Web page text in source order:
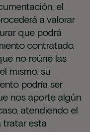
el
a valorar
que podrá
contratado.
no reúne las
mismo, su
podría ser
nos aporte algún
atendiendo el
tratar esta